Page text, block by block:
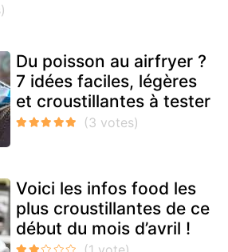
Du poisson au airfryer ?
7 idées faciles, légères
et croustillantes à tester
Voici les infos food les
plus croustillantes de ce
début du mois d’avril !